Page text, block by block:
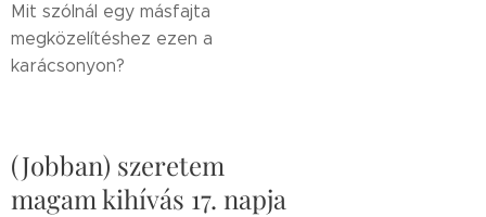
Mit szólnál egy másfajta
megközelítéshez ezen a
karácsonyon?
(Jobban) szeretem
magam kihívás 17. napja